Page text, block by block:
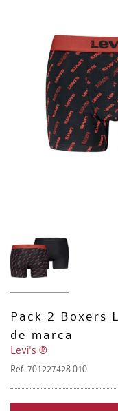
Pack 2 Boxers
de marca
Levi's ®
Ref. 701227428 010